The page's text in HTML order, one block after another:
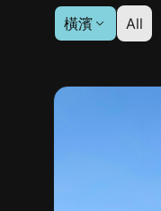
橫濱 All